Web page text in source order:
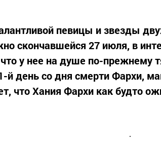
певицы и звезды
скончавшейся 27 июля, в
у нее на душе по-прежнему
й день со дня смерти Фархи,
что Хания Фархи как будто